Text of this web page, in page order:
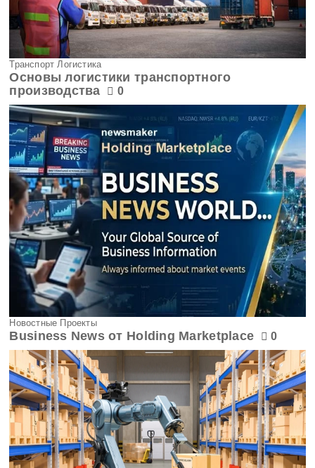
Транспорт Логистика
Основы логистики транспортного
производства
0
Новостные Проекты
Business News от Holding Marketplace 0